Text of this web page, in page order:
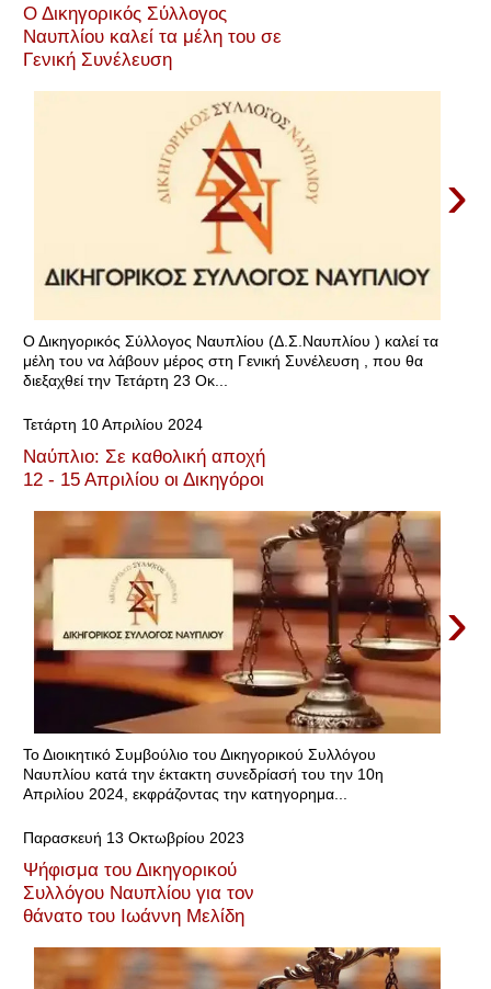
Ο Δικηγορικός Σύλλογος
Ναυπλίου καλεί τα μέλη του σε
Γενική Συνέλευση
›
Ο Δικηγορικός Σύλλογος Ναυπλίου (Δ.Σ.Ναυπλίου ) καλεί τα
μέλη του να λάβουν μέρος στη Γενική Συνέλευση , που θα
διεξαχθεί την Τετάρτη 23 Οκ...
Τετάρτη 10 Απριλίου 2024
Ναύπλιο: Σε καθολική αποχή
12 - 15 Απριλίου οι Δικηγόροι
›
Το Διοικητικό Συμβούλιο του Δικηγορικού Συλλόγου
Ναυπλίου κατά την έκτακτη συνεδρίασή του την 10η
Απριλίου 2024, εκφράζοντας την κατηγορημα...
Παρασκευή 13 Οκτωβρίου 2023
Ψήφισμα του Δικηγορικού
Συλλόγου Ναυπλίου για τον
θάνατο του Ιωάννη Μελίδη